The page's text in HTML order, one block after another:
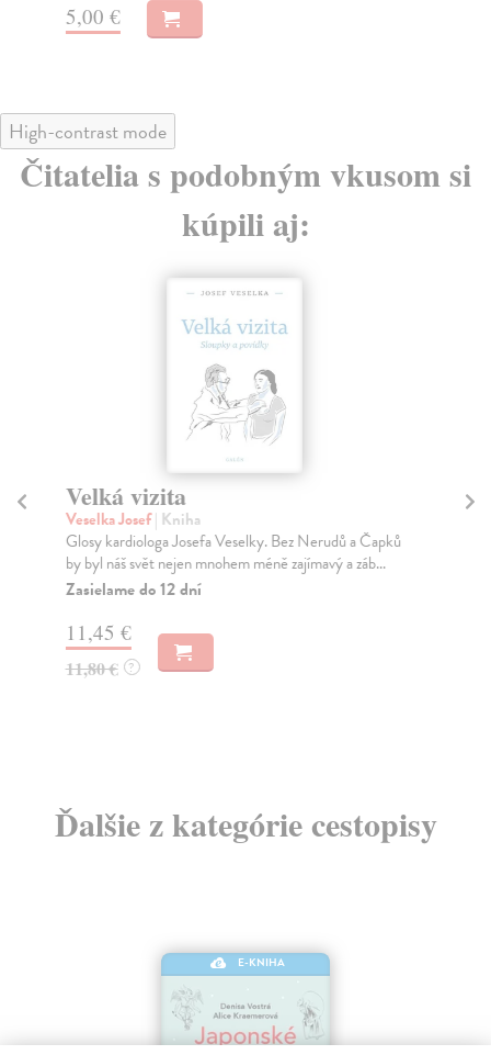
5,00 €
High-contrast mode
Čitatelia s podobným vkusom si
kúpili aj:
Velká vizita
Veselka Josef| Kniha
Glosy kardiologa Josefa Veselky. Bez Nerudů a Čapků
by byl náš svět nejen mnohem méně zajímavý a záb...
Zasielame do 12 dní
11,45 €
11,80 € ?
Ďalšie z kategórie cestopisy
E-KNIHA